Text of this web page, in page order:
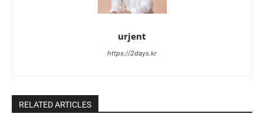
urjent
https://2days.kr
RELATED ARTICLES